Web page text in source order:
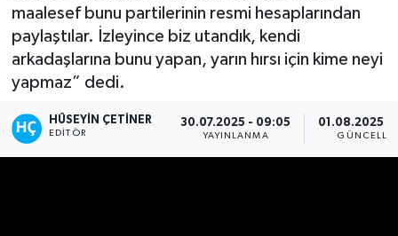
maalesef bunu partilerinin resmi hesaplarından
paylaştılar. İzleyince biz utandık, kendi
arkadaşlarına bunu yapan, yarın hırsı için kime neyi
yapmaz” dedi.
HÜSEYIN ÇETINER
EDITÖR
30.07.2025 - 09:05
YAYINLANMA
01.08.2025 -